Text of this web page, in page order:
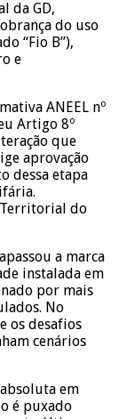
da GD,
do uso
“Fio B”),
e
ANEEL nº
Artigo 8º
que
aprovação
dessa etapa
Territorial do
a marca
instalada em
por mais
No
os desafios
cenários
em
é puxado